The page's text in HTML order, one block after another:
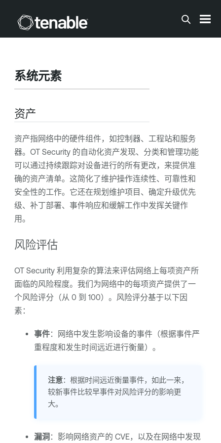
系统元素
资产
资产指网络中的硬件组件，如控制器、工程站和服务
器。 OT Security的自动化资产发现、分类和管理功能
可以通过持续跟踪对设备进行的所有更改，来提供准
确的资产清单。这简化了维护操作连续性、可靠性和
安全性的工作。它还在规划维护项目、确定升级优先
级、补丁部署、事件响应和缓解工作中发挥关键作
用。
风险评估
OT Security利用复杂的算法来评估网络上每项资产所
面临的风险程度。我们为网络中的每项资产提供了一
个风险评分（从 0 到 100）。风险评分基于以下因
素：
事件：网络中发生影响设备的事件（根据事件严
重程度和发生时间远近进行衡量）。
注意：根据时间远近衡量事件，如此一来，
较新事件比较早事件对风险评分的影响更
大。
漏洞 ：影响网络资产的 CVE，以及在网络中发现